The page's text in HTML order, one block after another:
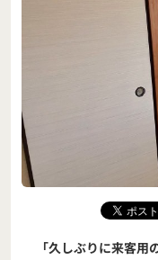
「久しぶりに来客